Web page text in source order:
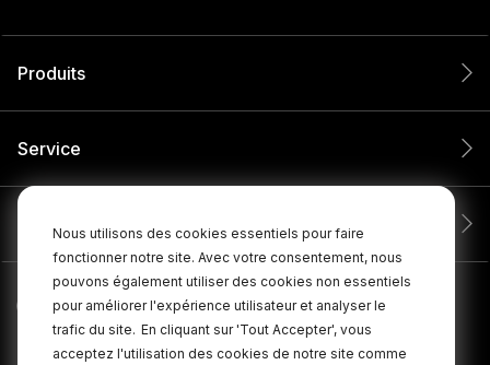
Nous utilisons des cookies essentiels pour faire
fonctionner notre site. Avec votre consentement, nous
pouvons également utiliser des cookies non essentiels
pour améliorer l'expérience utilisateur et analyser le
trafic du site. En cliquant sur 'Tout Accepter', vous
acceptez l'utilisation des cookies de notre site comme
Produits
Service
Entreprise